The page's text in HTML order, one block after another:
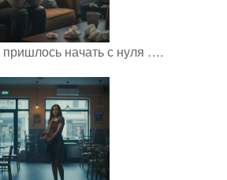
начать с нуля ….